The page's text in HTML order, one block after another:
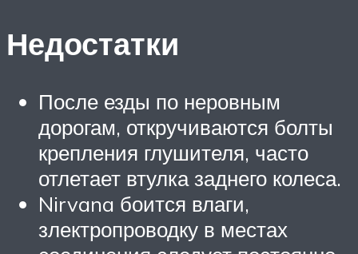
Недостатки
После езды по неровным
дорогам, откручиваются болты
крепления глушителя, часто
отлетает втулка заднего колеса.
Nirvana боится влаги,
злектропроводку в местах